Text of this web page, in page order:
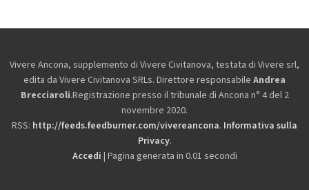
Vivere Ancona, supplemento di Vivere Civitanova, testata di Vivere srl,
edita da Vivere Civitanova SRLs. Direttore responsabile Andrea
Brecciaroli.Registrazione presso il tribunale di Ancona n° 4 del 2
novembre 2020.
RSS: http://feeds.feedburner.com/vivereancona. Informativa sulla
Privacy.
Accedi | Pagina generata in 0.01 secondi